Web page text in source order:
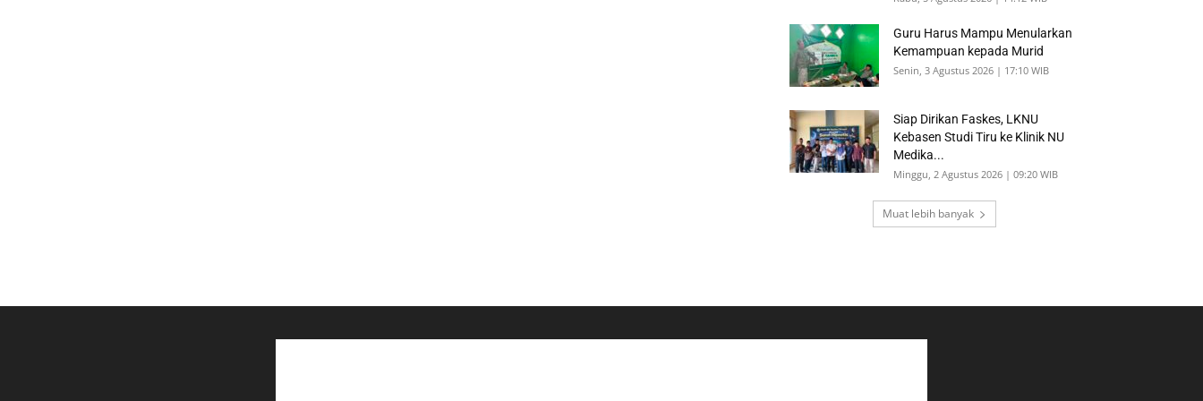
Guru Harus Mampu Menularkan
Kemampuan kepada Murid
Senin, 3 Agustus 2026 | 17:10 WIB
Siap Dirikan Faskes, LKNU
Kebasen Studi Tiru ke Klinik NU
Medika...
Minggu, 2 Agustus 2026 | 09:20 WIB
Muat lebih banyak